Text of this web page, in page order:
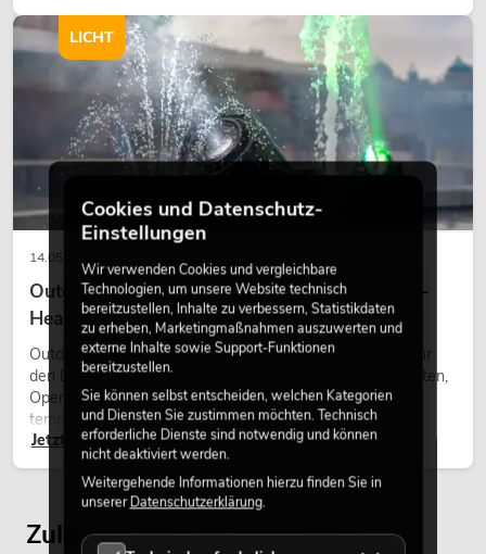
wirken lassen.
14.05.2026
Outdoor Moving-Heads: Wetterfeste Moving-
Heads bei Events
Outdoor Moving-Heads sind bewegliche Scheinwerfer für
den Einsatz im Freien. Sie werden bei Festivals, Stadtfesten,
Open-Air-Konzerten, Architekturinszenierungen und
temporären Außeninstallationen eingesetzt.
Jetzt lesen
LICHT
Zuletzt angesehene Artikel
Cookies und Datenschutz-
Einstellungen
Wir verwenden Cookies und vergleichbare
Technologien, um unsere Website technisch
bereitzustellen, Inhalte zu verbessern, Statistikdaten
zu erheben, Marketingmaßnahmen auszuwerten und
externe Inhalte sowie Support-Funktionen
bereitzustellen.
Sie können selbst entscheiden, welchen Kategorien
und Diensten Sie zustimmen möchten. Technisch
erforderliche Dienste sind notwendig und können
nicht deaktiviert werden.
Weitergehende Informationen hierzu finden Sie in
unsererDatenschutzerklärung.